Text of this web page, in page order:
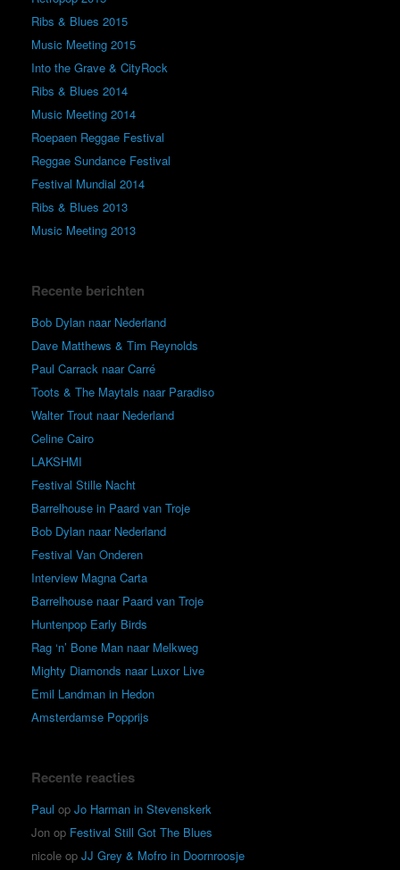
Ribs & Blues 2015
Music Meeting 2015
Into the Grave & CityRock
Ribs & Blues 2014
Music Meeting 2014
Roepaen Reggae Festival
Reggae Sundance Festival
Festival Mundial 2014
Ribs & Blues 2013
Music Meeting 2013
Recente berichten
Bob Dylan naar Nederland
Dave Matthews & Tim Reynolds
Paul Carrack naar Carré
Toots & The Maytals naar Paradiso
Walter Trout naar Nederland
Celine Cairo
LAKSHMI
Festival Stille Nacht
Barrelhouse in Paard van Troje
Bob Dylan naar Nederland
Festival Van Onderen
Interview Magna Carta
Barrelhouse naar Paard van Troje
Huntenpop Early Birds
Rag ‘n’ Bone Man naar Melkweg
Mighty Diamonds naar Luxor Live
Emil Landman in Hedon
Amsterdamse Popprijs
Recente reacties
Paul op Jo Harman in Stevenskerk
Jon op Festival Still Got The Blues
nicole op JJ Grey & Mofro in Doornroosje